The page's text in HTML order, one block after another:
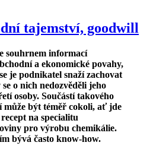
tajemství, goodwill
souhrnem informací
a ekonomické povahy,
je podnikatel snaží zachovat
o nich nedozvěděli jeho
osoby. Součástí takového
může být téměř cokoli, ať jde
na specialitu
pro výrobu chemikálie.
bývá často know-how.